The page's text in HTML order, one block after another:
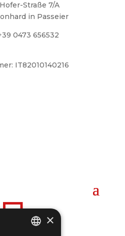
Straße 7/A
in Passeier
0473 656532
IT82010140216
×